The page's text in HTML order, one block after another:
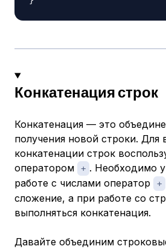
Конкатенация строк
Конкатенация — это
получения новой строки. Для
конкатенации строк
оператором
+ . Необходимо
работе с числами оператор
+
сложение, а при работе со
выполняться конкатенация.
Давайте объединим